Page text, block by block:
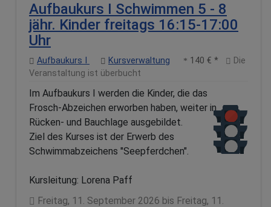
Aufbaukurs I Schwimmen 5 - 8
jähr. Kinder freitags 16:15-17:00
Uhr
Aufbaukurs I Kursverwaltung 140 € *
Die
Veranstaltung ist überbucht
Im Aufbaukurs I werden die Kinder, die das
Frosch-Abzeichen erworben haben, weiter in
Rücken- und Bauchlage ausgebildet.
Ziel des Kurses ist der Erwerb des
Schwimmabzeichens "Seepferdchen".
Kursleitung: Lorena Paff
Freitag, 11. September 2026 bis Freitag, 11.